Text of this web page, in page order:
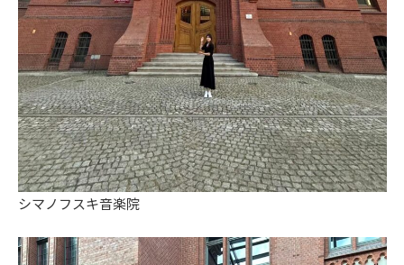
シマノフスキ音楽院